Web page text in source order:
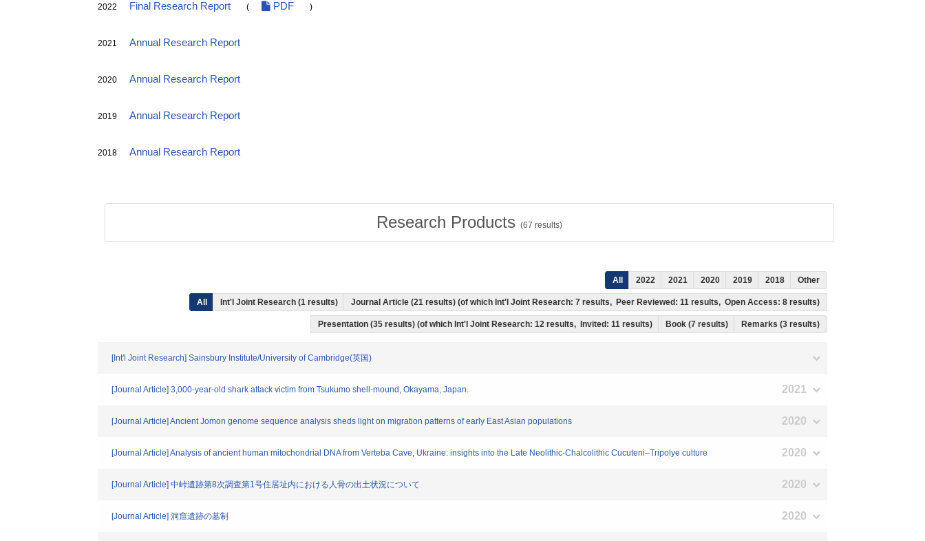
2022 Final Research Report ( PDF )
2021 Annual Research Report
2020 Annual Research Report
2019 Annual Research Report
2018 Annual Research Report
Research Products (67 results)
All 2022 2021 2020 2019 2018 Other
All Int'l Joint Research (1 results) Journal Article (21 results) (of which Int'l Joint Research: 7 results, Peer Reviewed: 11 results, Open Access: 8 results)
Presentation (35 results) (of which Int'l Joint Research: 12 results, Invited: 11 results) Book (7 results) Remarks (3 results)
[Int'l Joint Research] Sainsbury Institute/University of Cambridge(英国)
[Journal Article] 3,000-year-old shark attack victim from Tsukumo shell-mound, Okayama, Japan. 2021
[Journal Article] Ancient Jomon genome sequence analysis sheds light on migration patterns of early East Asian populations 2020
[Journal Article] Analysis of ancient human mitochondrial DNA from Verteba Cave, Ukraine: insights into the Late Neolithic-Chalcolithic Cucuteni–Tripolye culture 2020
[Journal Article] 中峠遺跡第8次調査第1号住居址内における人骨の出土状況について 2020
[Journal Article] 洞窟遺跡の墓制 2020